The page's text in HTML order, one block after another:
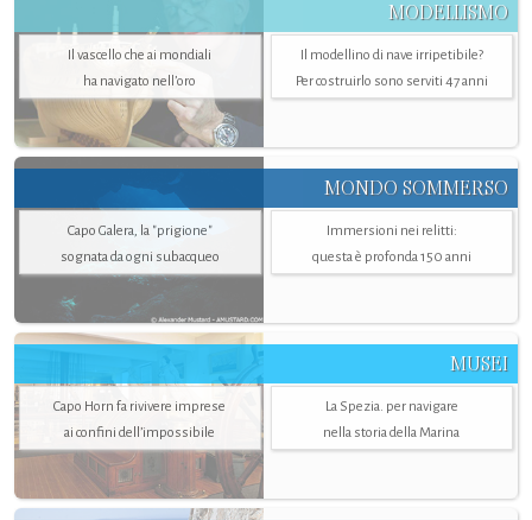
MODELLISMO
Il vascello che ai mondiali
ha navigato nell’oro
Il modellino di nave irripetibile?
Per costruirlo sono serviti 47 anni
MONDO SOMMERSO
Capo Galera, la "prigione"
sognata da ogni subacqueo
Immersioni nei relitti:
questa è profonda 150 anni
MUSEI
Capo Horn fa rivivere imprese
ai confini dell’impossibile
La Spezia. per navigare
nella storia della Marina